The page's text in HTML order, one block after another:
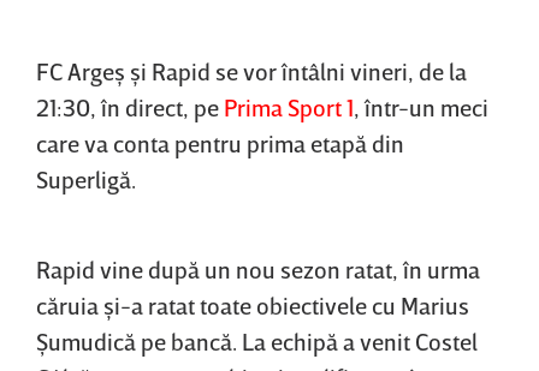
FC Argeş şi Rapid se vor întâlni vineri, de la
21:30, în direct, pe Prima Sport 1 , într-un meci
care va conta pentru prima etapă din
Superligă.
Rapid vine după un nou sezon ratat, în urma
căruia şi-a ratat toate obiectivele cu Marius
Şumudică pe bancă. La echipă a venit Costel